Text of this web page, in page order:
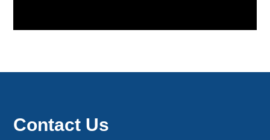
Contact Us